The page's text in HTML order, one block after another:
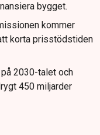
bygget.
kommer
korta prisstödstiden
2030-talet och
450 miljarder